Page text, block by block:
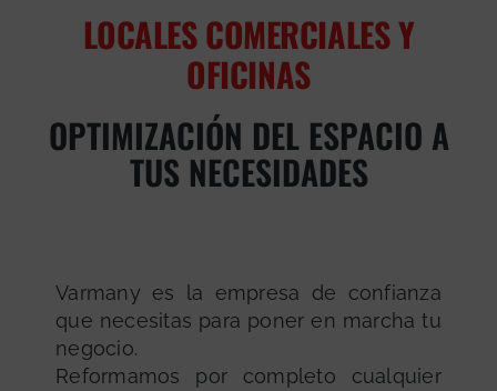
LOCALES COMERCIALES Y
OFICINAS
OPTIMIZACIÓN DEL ESPACIO A
TUS NECESIDADES
Varmany es la empresa de confianza
que necesitas para poner en marcha tu
negocio.
Reformamos por completo cualquier